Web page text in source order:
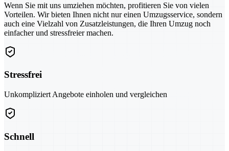
Wenn Sie mit uns umziehen möchten, profitieren Sie von vielen
Vorteilen. Wir bieten Ihnen nicht nur einen Umzugsservice, sondern
auch eine Vielzahl von Zusatzleistungen, die Ihren Umzug noch
einfacher und stressfreier machen.
Stressfrei
Unkompliziert Angebote einholen und vergleichen
Schnell